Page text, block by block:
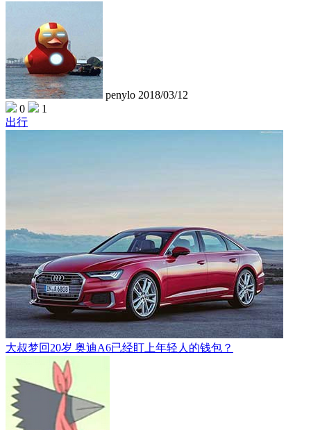
penylo 2018/03/12
0
1
出行
大叔梦回20岁 奥迪A6已经盯上年轻人的钱包？